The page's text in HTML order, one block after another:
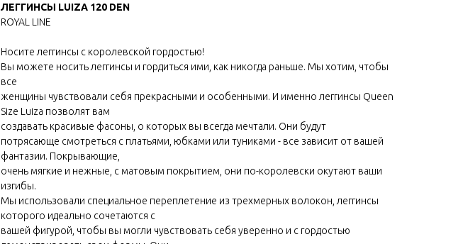
ЛЕГГИНСЫ LUIZA 120 DEN
ROYAL LINE
Носите леггинсы с королевской гордостью!
Вы можете носить леггинсы и гордиться ими, как никогда раньше. Мы хотим, чтобы
все
женщины чувствовали себя прекрасными и особенными. И именно леггинсы Queen
Size Luiza позволят вам
создавать красивые фасоны, о которых вы всегда мечтали. Они будут
потрясающе смотреться с платьями, юбками или туниками - все зависит от вашей
фантазии. Покрывающие,
очень мягкие и нежные, с матовым покрытием, они по-королевски окутают ваши
изгибы.
Мы использовали специальное переплетение из трехмерных волокон, леггинсы
которого идеально сочетаются с
вашей фигурой, чтобы вы могли чувствовать себя уверенно и с гордостью